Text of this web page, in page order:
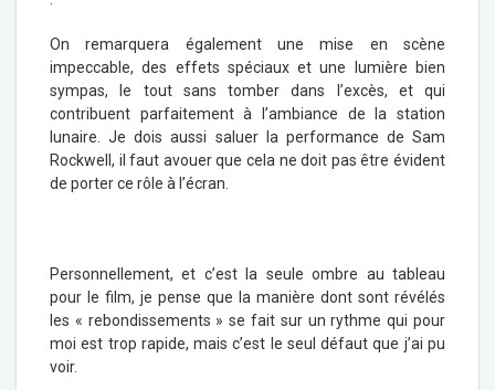
On remarquera également une mise en scène
impeccable, des effets spéciaux et une lumière bien
sympas, le tout sans tomber dans l’excès, et qui
contribuent parfaitement à l’ambiance de la station
lunaire. Je dois aussi saluer la performance de Sam
Rockwell, il faut avouer que cela ne doit pas être évident
de porter ce rôle à l’écran.
Personnellement, et c’est la seule ombre au tableau
pour le film, je pense que la manière dont sont révélés
les « rebondissements » se fait sur un rythme qui pour
moi est trop rapide, mais c’est le seul défaut que j’ai pu
voir.